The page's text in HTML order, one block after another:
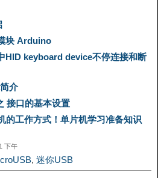
b
o
块 Arduino
HID keyboard device不停连接和断
介
接口的基本设置
的工作方式！单片机学习准备知识
下午
, 迷你USB